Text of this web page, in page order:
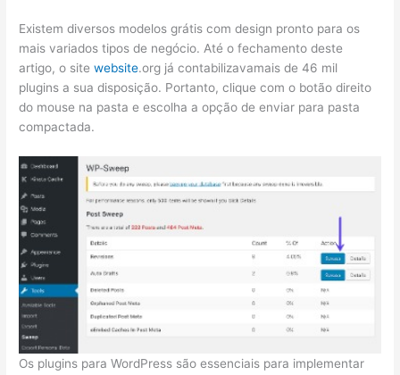
Existem diversos modelos grátis com design pronto para os
mais variados tipos de negócio. Até o fechamento deste
artigo, o sitewebsite.org já contabilizavamais de 46 mil
plugins a sua disposição. Portanto, clique com o botão direito
do mouse na pasta e escolha a opção de enviar para pasta
compactada.
Os plugins para WordPress são essenciais para implementar